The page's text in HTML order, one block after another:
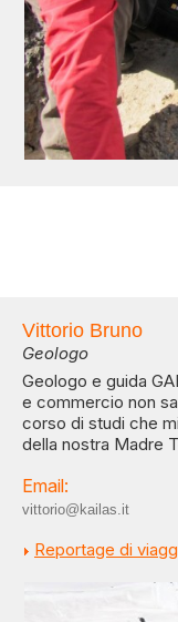
Vittorio Bruno
Geologo
Geologo e guida
e commercio non
corso di studi che
della nostra Madre
Email:
vittorio@kailas.it
Reportage di